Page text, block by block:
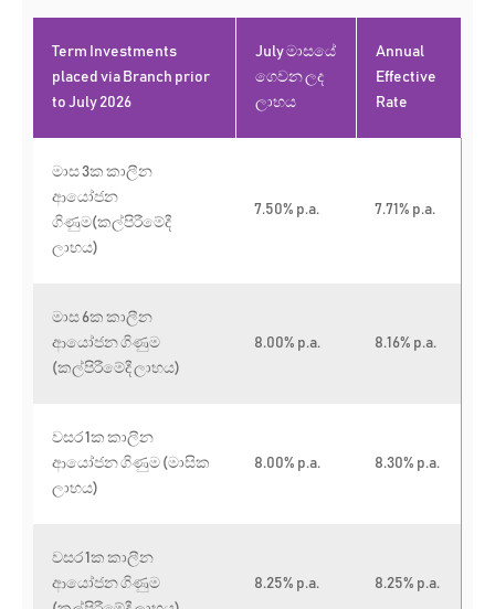
Term Investments
placed via Branch prior
to July 2026
July මාසයේ
ගෙවන ලද
ලාභය
Annual
Effective
Rate
මාස 3ක කාලීන
ආයෝජන
ගිණුම(කල්පිරීමේදී
ලාභය)
7.50% p.a. 7.71% p.a.
මාස 6ක කාලීන
ආයෝජන ගිණුම
(කල්පිරීමේදී ලාභය)
8.00% p.a. 8.16% p.a.
වසර 1ක කාලීන
ආයෝජන ගිණුම (මාසික
ලාභය)
8.00% p.a. 8.30% p.a.
වසර 1ක කාලීන
ආයෝජන ගිණුම
8.25% p.a. 8.25% p.a.